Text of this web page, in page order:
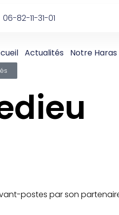
06-82-11-31-01
Actualités Notre Haras
postes par son